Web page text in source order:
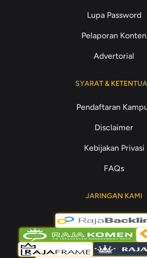
Lupa Password
Pelaporan Konten
Advertorial
SYARAT &
Pendaftaran
Disclaimer
Kebijakan Privasi
FAQs
JARINGAN KAMI